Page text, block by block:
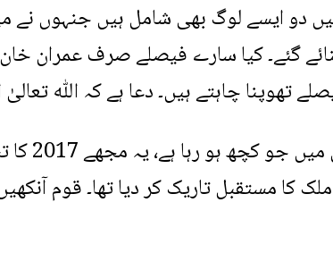
دو ایسے لوگ بھی شامل ہیں جنہوں
گئے۔ کیا سارے فیصلے صرف عمران خان
تھوپنا چاہتے ہیں۔ دعا ہے کہ اللّٰه
کا مستقبل تاریک کر دیا تھا۔ قوم